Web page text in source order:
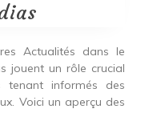
Actualités dans le
jouent un rôle crucial
tenant informés des
Voici un aperçu des